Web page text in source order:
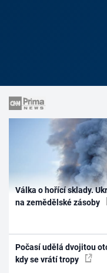
Válka o hořící sklady.
na zemědělské zásoby
Počasí udělá dvojitou
kdy se vrátí tropy